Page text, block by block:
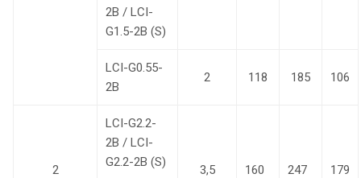
2B / LCI-
G1.5-2B (S)
LCI-G0.55-
2B
2 118 185 106
2
LCI-G2.2-
2B / LCI-
G2.2-2B (S)
3,5 160 247
179